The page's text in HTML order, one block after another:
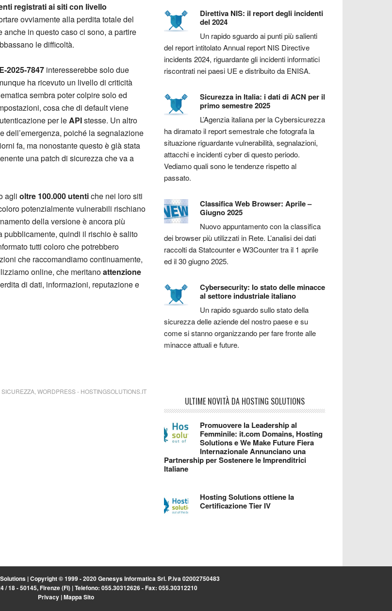
registrati ai siti con livello
ovviamente alla perdita totale del
in questo caso ci sono, a partire
le difficoltà.
2025-7847 interesserebbe solo due
ha ricevuto un livello di criticità
sembra poter colpire solo ed
cosa che di default viene
per le APIstesse. Un altro
dell’emergenza, poiché la segnalazione
fa, ma nonostante questo è già stata
una patch di sicurezza che va a
agli oltre 100.000 utentiche nei loro siti
potenzialmente vulnerabili rischiano
della versione è ancora più
pubblicamente, quindi il rischio è salito
tutti coloro che potrebbero
che raccomandiamo continuamente,
online, che meritanoattenzione
di dati, informazioni, reputazione e
SICUREZZA WORDPRESS- HOSTINGSOLUTIONS.IT
Direttiva NIS: il report degli incidenti
del 2024
Un rapido sguardo ai punti più salienti
del report intitolato Annual report NIS Directive
incidents 2024, riguardante gli incidenti informatici
riscontrati nei paesi UE e distribuito da ENISA.
Sicurezza in Italia: i dati di ACN per il
primo semestre 2025
L’Agenzia italiana per la Cybersicurezza
ha diramato il report semestrale che fotografa la
situazione riguardante vulnerabilità, segnalazioni,
attacchi e incidenti cyber di questo periodo.
Vediamo quali sono le tendenze rispetto al
passato.
Classifica Web Browser: Aprile –
Giugno 2025
Nuovo appuntamento con la classifica
dei browser più utilizzati in Rete. L’analisi dei dati
raccolti da Statcounter e W3Counter tra il 1 aprile
ed il 30 giugno 2025.
Cybersecurity: lo stato delle minacce
al settore industriale italiano
Un rapido sguardo sullo stato della
sicurezza delle aziende del nostro paese e su
come si stanno organizzando per fare fronte alle
minacce attuali e future.
ULTIME NOVITÀ DA HOSTING SOLUTIONS
Promuovere la Leadership al
Femminile: it.com Domains, Hosting
Solutions e We Make Future Fiera
Internazionale Annunciano una
Partnership per Sostenere le Imprenditrici
Italiane
Hosting Solutions ottiene la
Certificazione Tier IV
| Copyright © 1999 - 2020 Genesys Informatica Srl. P.iva 02002750483
/ 18 - 50145, Firenze (FI) | Telefono: 055.30312626 - Fax: 055.30312210
Privacy |Mappa Sito